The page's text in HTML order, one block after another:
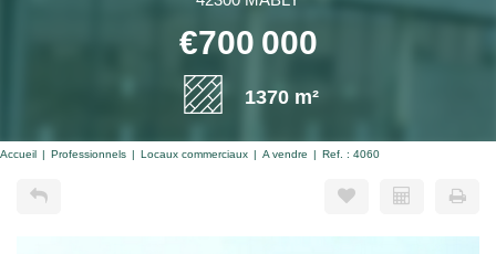
€700 000
1370 m²
Accueil Professionnels Locaux commerciaux A vendre Ref. : 4060